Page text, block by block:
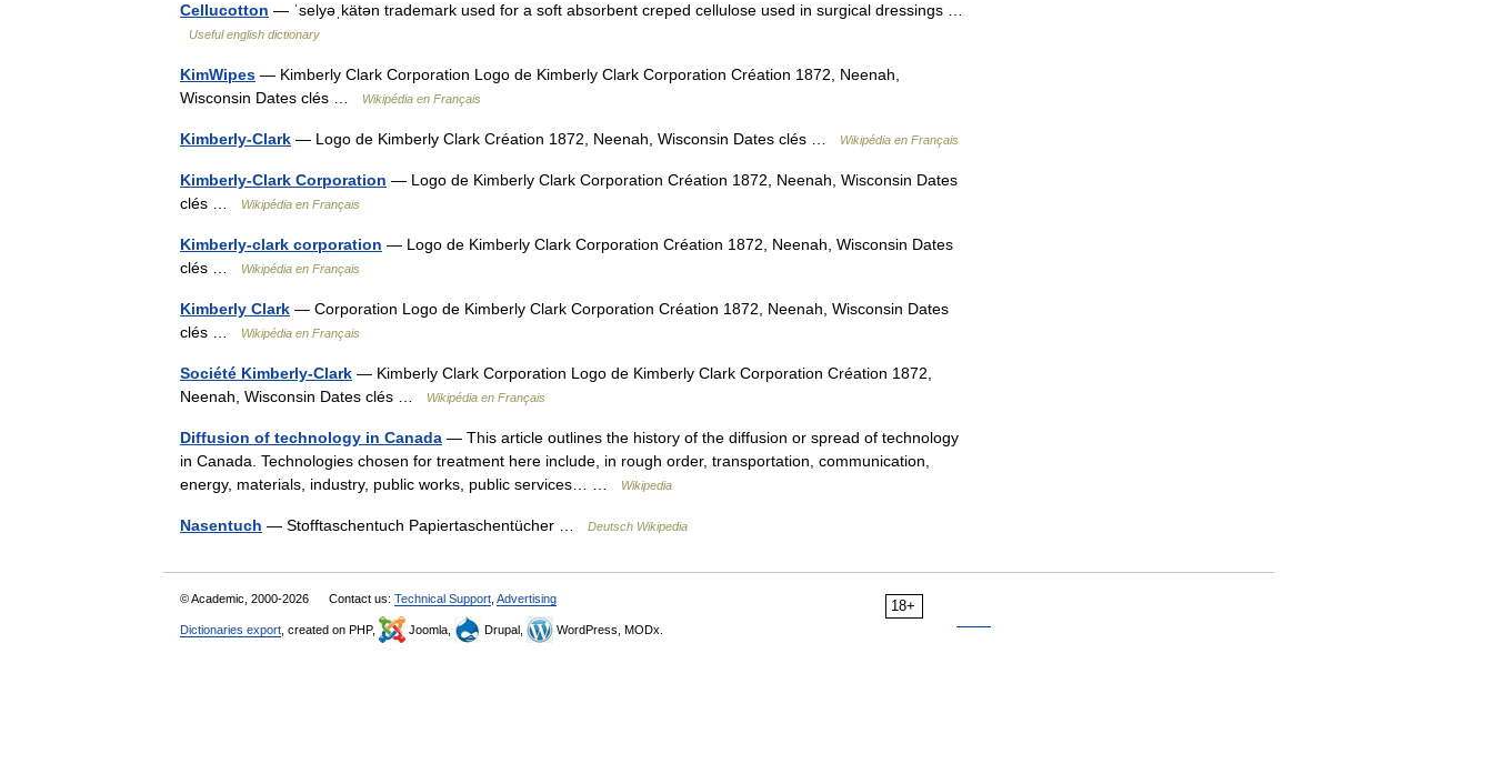
Cellucotton — ˈselyəˌkätən trademark used for a soft absorbent creped cellulose used in surgical dressings …
Useful english dictionary
KimWipes — Kimberly Clark Corporation Logo de Kimberly Clark Corporation Création 1872, Neenah,
Wisconsin Dates clés …
Wikipédia en Français
Kimberly-Clark — Logo de Kimberly Clark Création 1872, Neenah, Wisconsin Dates clés … Wikipédia en Français
Kimberly-Clark Corporation — Logo de Kimberly Clark Corporation Création 1872, Neenah, Wisconsin Dates
clés …
Wikipédia en Français
Kimberly-clark corporation — Logo de Kimberly Clark Corporation Création 1872, Neenah, Wisconsin Dates
clés …
Wikipédia en Français
Kimberly Clark — Corporation Logo de Kimberly Clark Corporation Création 1872, Neenah, Wisconsin Dates
clés …
Wikipédia en Français
Société Kimberly-Clark — Kimberly Clark Corporation Logo de Kimberly Clark Corporation Création 1872,
Neenah, Wisconsin Dates clés …
Wikipédia en Français
Diffusion of technology in Canada — This article outlines the history of the diffusion or spread of technology
in Canada. Technologies chosen for treatment here include, in rough order, transportation, communication,
energy, materials, industry, public works, public services… …
Wikipedia
Nasentuch — Stofftaschentuch Papiertaschentücher … Deutsch Wikipedia
18+
© Academic, 2000-2026 Contact us: Technical Support Advertising
Dictionaries export , created on PHP, Joomla, Drupal, WordPress, MODx.